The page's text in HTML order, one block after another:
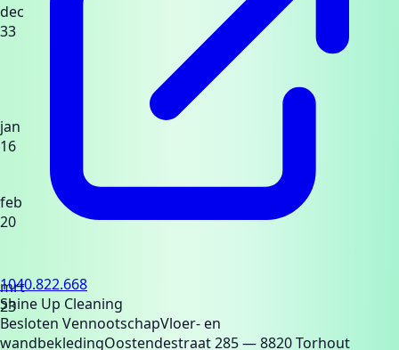
dec
33
jan
16
feb
20
mrt
23
1040.822.668
Shine Up Cleaning
Besloten VennootschapVloer- en
wandbekledingOostendestraat 285— 8820 Torhout